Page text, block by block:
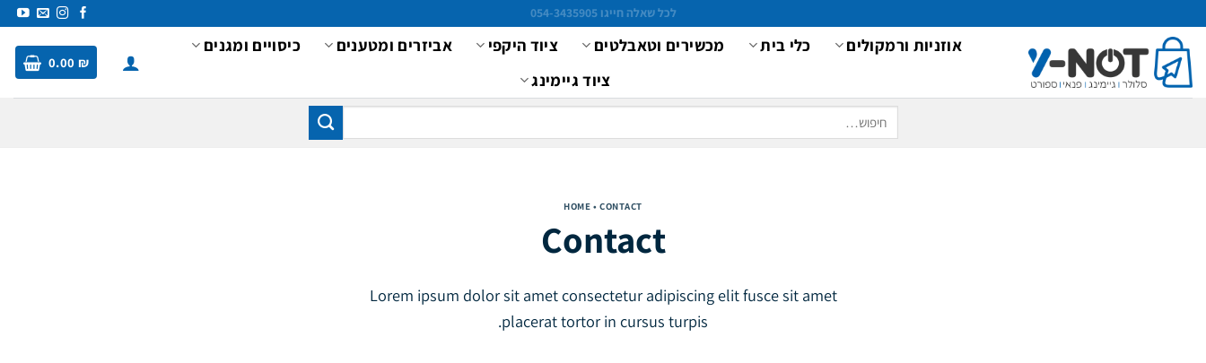
content
לכל שאלה חייגו 054-3435905
אוזניות ורמקולים כלי בית מכשירים וטאבלטים ציוד היקפי אביזרים ומטענים
כיסויים ומגנים
ציוד גיימינג
0.00 ₪
עבור:
HOME • CONTACT
Contact
Lorem ipsum dolor sit amet consectetur adipiscing elit fusce sit amet
placerat tortor in cursus turpis.